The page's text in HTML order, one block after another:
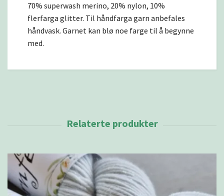
70% superwash merino, 20% nylon, 10%
flerfarga glitter. Til håndfarga garn anbefales
håndvask. Garnet kan blø noe farge til å begynne
med.